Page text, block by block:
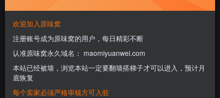
学生
评分
欢迎加入原味窝
注册账号成为原味窝的用户，每日精彩不断
认准原味窝永久域名： maomiyuanwei.com
本站已经被墙，浏览本站一定要翻墙搭梯子才可以进入，预计月
底恢复
每个卖家必须严格审核方可入驻